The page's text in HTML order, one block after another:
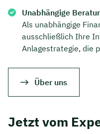
Unabhängige
Als unabhängige
ausschließlich Ihre
Anlagestrategie, die
Über uns
Jetzt vom
Jetzt
Ubben sichern
Wir beraten dich